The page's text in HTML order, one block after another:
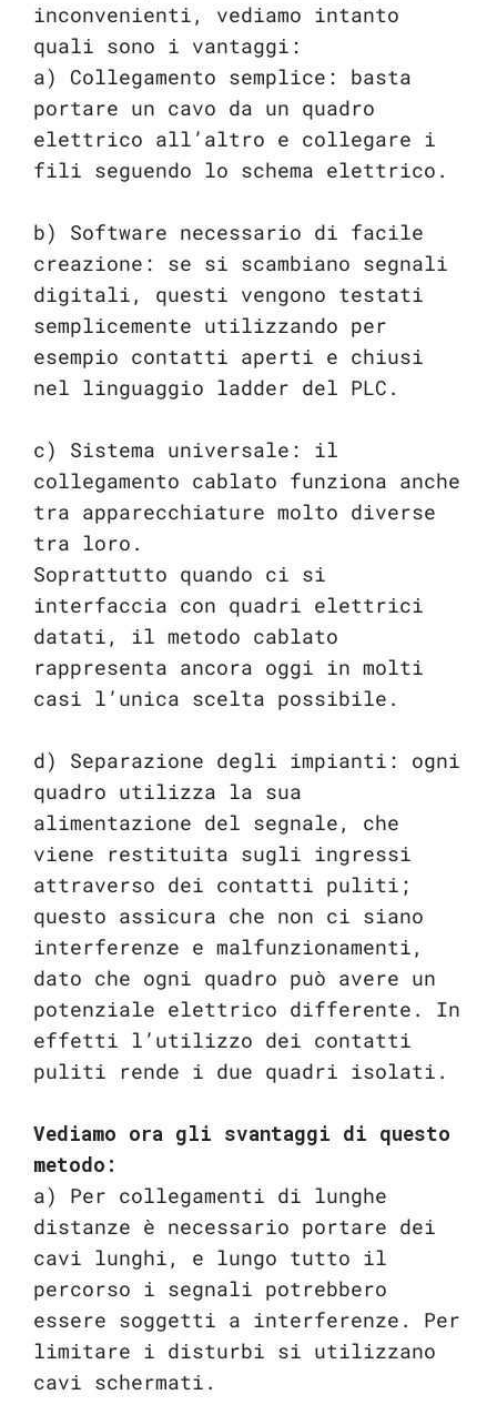
inconvenienti, vediamo intanto
quali sono i vantaggi:
a) Collegamento semplice: basta
portare un cavo da un quadro
elettrico all’altro e collegare i
fili seguendo lo schema elettrico.
b) Software necessario di facile
creazione: se si scambiano segnali
digitali, questi vengono testati
semplicemente utilizzando per
esempio contatti aperti e chiusi
nel linguaggio ladder del PLC.
c) Sistema universale: il
collegamento cablato funziona anche
tra apparecchiature molto diverse
tra loro.
Soprattutto quando ci si
interfaccia con quadri elettrici
datati, il metodo cablato
rappresenta ancora oggi in molti
casi l’unica scelta possibile.
d) Separazione degli impianti: ogni
quadro utilizza la sua
alimentazione del segnale, che
viene restituita sugli ingressi
attraverso dei contatti puliti;
questo assicura che non ci siano
interferenze e malfunzionamenti,
dato che ogni quadro può avere un
potenziale elettrico differente. In
effetti l’utilizzo dei contatti
puliti rende i due quadri isolati.
Vediamo ora gli svantaggi di questo
metodo:
a) Per collegamenti di lunghe
distanze è necessario portare dei
cavi lunghi, e lungo tutto il
percorso i segnali potrebbero
essere soggetti a interferenze. Per
limitare i disturbi si utilizzano
cavi schermati.